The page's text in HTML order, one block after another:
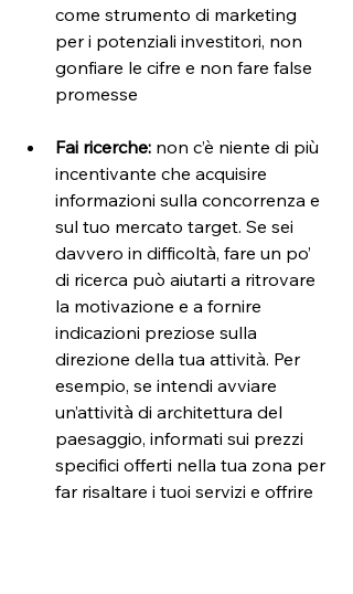
come strumento di marketing
per i potenziali investitori, non
gonfiare le cifre e non fare false
promesse
Fai ricerche: non c’è niente di più
incentivante che acquisire
informazioni sulla concorrenza e
sul tuo mercato target. Se sei
davvero in difficoltà, fare un po’
di ricerca può aiutarti a ritrovare
la motivazione e a fornire
indicazioni preziose sulla
direzione della tua attività. Per
esempio, se intendi avviare
un’attività di architettura del
paesaggio, informati sui prezzi
specifici offerti nella tua zona per
far risaltare i tuoi servizi e offrire